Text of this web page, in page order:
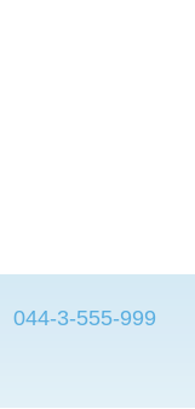
044-3-555-999